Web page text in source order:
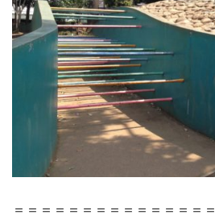
＝＝＝＝＝＝＝＝＝＝＝＝＝＝＝